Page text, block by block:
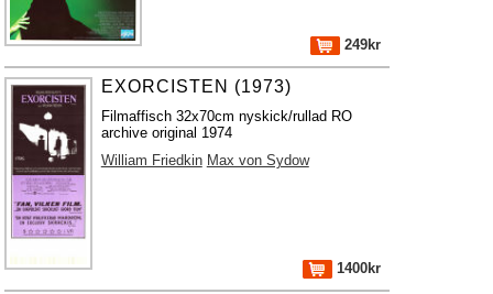
249kr
EXORCISTEN (1973)
Filmaffisch 32x70cm nyskick/rullad RO
archive original 1974
William Friedkin Max von Sydow
1400kr